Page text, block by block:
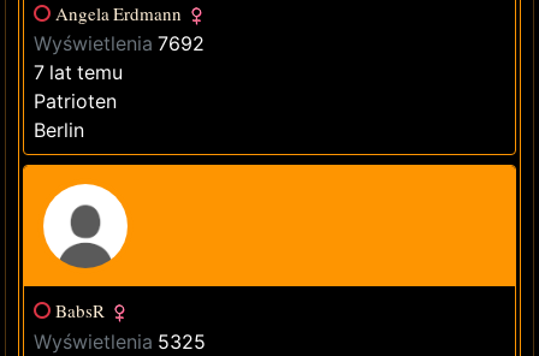
Angela Erdmann
Wyświetlenia 7692
7 lat temu
Patrioten
Berlin
BabsR
Wyświetlenia 5325